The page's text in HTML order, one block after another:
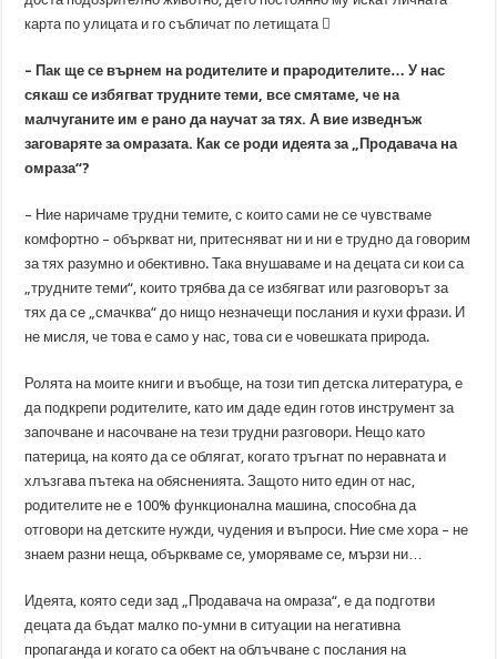
карта по улицата и го събличат по летищата 
– Пак ще се върнем на родителите и прародителите… У нас
сякаш се избягват трудните теми, все смятаме, че на
малчуганите им е рано да научат за тях. А вие изведнъж
заговаряте за омразата. Как се роди идеята за „Продавача на
омраза“?
– Ние наричаме трудни темите, с които сами не се чувстваме
комфортно – объркват ни, притесняват ни и ни е трудно да говорим
за тях разумно и обективно. Така внушаваме и на децата си кои са
„трудните теми“, които трябва да се избягват или разговорът за
тях да се „смачква“ до нищо незначещи послания и кухи фрази. И
не мисля, че това е само у нас, това си е човешката природа.
Ролята на моите книги и въобще, на този тип детска литература, е
да подкрепи родителите, като им даде един готов инструмент за
започване и насочване на тези трудни разговори. Нещо като
патерица, на която да се облягат, когато тръгнат по неравната и
хлъзгава пътека на обясненията. Защото нито един от нас,
родителите не е 100% функционална машина, способна да
отговори на детските нужди, чудения и въпроси. Ние сме хора – не
знаем разни неща, объркваме се, уморяваме се, мързи ни…
Идеята, която седи зад „Продавача на омраза“, е да подготви
децата да бъдат малко по-умни в ситуации на негативна
пропаганда и когато са обект на облъчване с послания на